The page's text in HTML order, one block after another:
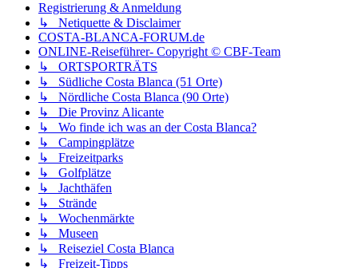
Registrierung & Anmeldung
↳ Netiquette & Disclaimer
COSTA-BLANCA-FORUM.de
ONLINE-Reiseführer- Copyright © CBF-Team
↳ ORTSPORTRÄTS
↳ Südliche Costa Blanca (51 Orte)
↳ Nördliche Costa Blanca (90 Orte)
↳ Die Provinz Alicante
↳ Wo finde ich was an der Costa Blanca?
↳ Campingplätze
↳ Freizeitparks
↳ Golfplätze
↳ Jachthäfen
↳ Strände
↳ Wochenmärkte
↳ Museen
↳ Reiseziel Costa Blanca
↳ Freizeit-Tipps